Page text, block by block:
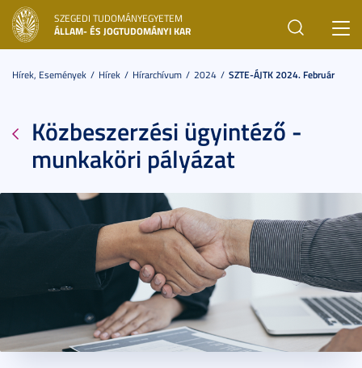
SZEGEDI TUDOMÁNYEGYETEM
ÁLLAM- ÉS JOGTUDOMÁNYI KAR
Hírek, Események Hírek Hírarchívum 2024 SZTE-ÁJTK 2024. Február
Közbeszerzési ügyintéző -
munkaköri pályázat